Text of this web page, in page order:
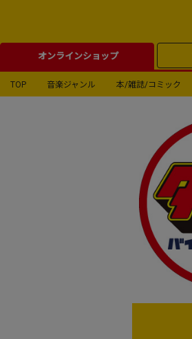
オンラインショップ
TOP 音楽ジャンル 本/雑誌/コミック